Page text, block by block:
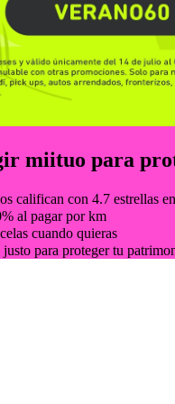
miituo para
califican con 4.7 estrellas
al pagar por km
cuando quieras
para proteger tu